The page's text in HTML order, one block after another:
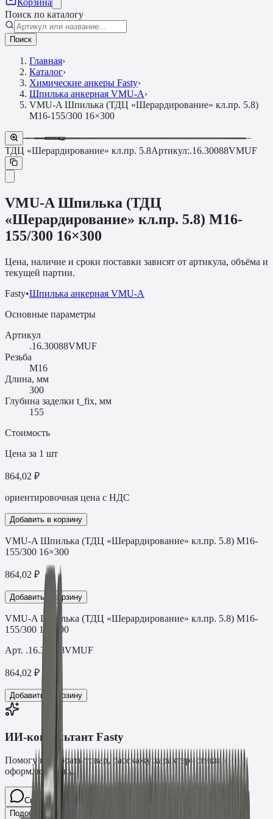
Корзина
Поиск по каталогу
Поиск
Главная›
Каталог›
Химические анкеры Fasty›
Шпилька анкерная VMU-A›
VMU-A Шпилька (ТДЦ «Шерардирование» кл.пр. 5.8)
M16-155/300 16×300
ТДЦ «Шерардирование» кл.пр. 5.8Артикул:.16.30088VMUF
VMU-A Шпилька (ТДЦ
«Шерардирование» кл.пр. 5.8) M16-
155/300 16×300
Цена, наличие и сроки поставки зависят от артикула, объёма и
текущей партии.
Fasty•Шпилька анкерная VMU-A
Основные параметры
Артикул
.16.30088VMUF
Резьба
M16
Длина, мм
300
Глубина заделки t_fix, мм
155
Стоимость
Цена за 1 шт
864,02 ₽
ориентировочная цена с НДС
Добавить в корзину
VMU-A Шпилька (ТДЦ «Шерардирование» кл.пр. 5.8) M16-
155/300 16×300
864,02 ₽
Добавить в корзину
VMU-A Шпилька (ТДЦ «Шерардирование» кл.пр. 5.8) M16-
155/300 16×300
Арт. .16.30088VMUF
864,02 ₽
Добавить в корзину
ИИ-консультант Fasty
Помогу подобрать товар, расскажу характеристики и
оформлю заявку.
Спросите про крепёж Fasty…
Подобрать размер